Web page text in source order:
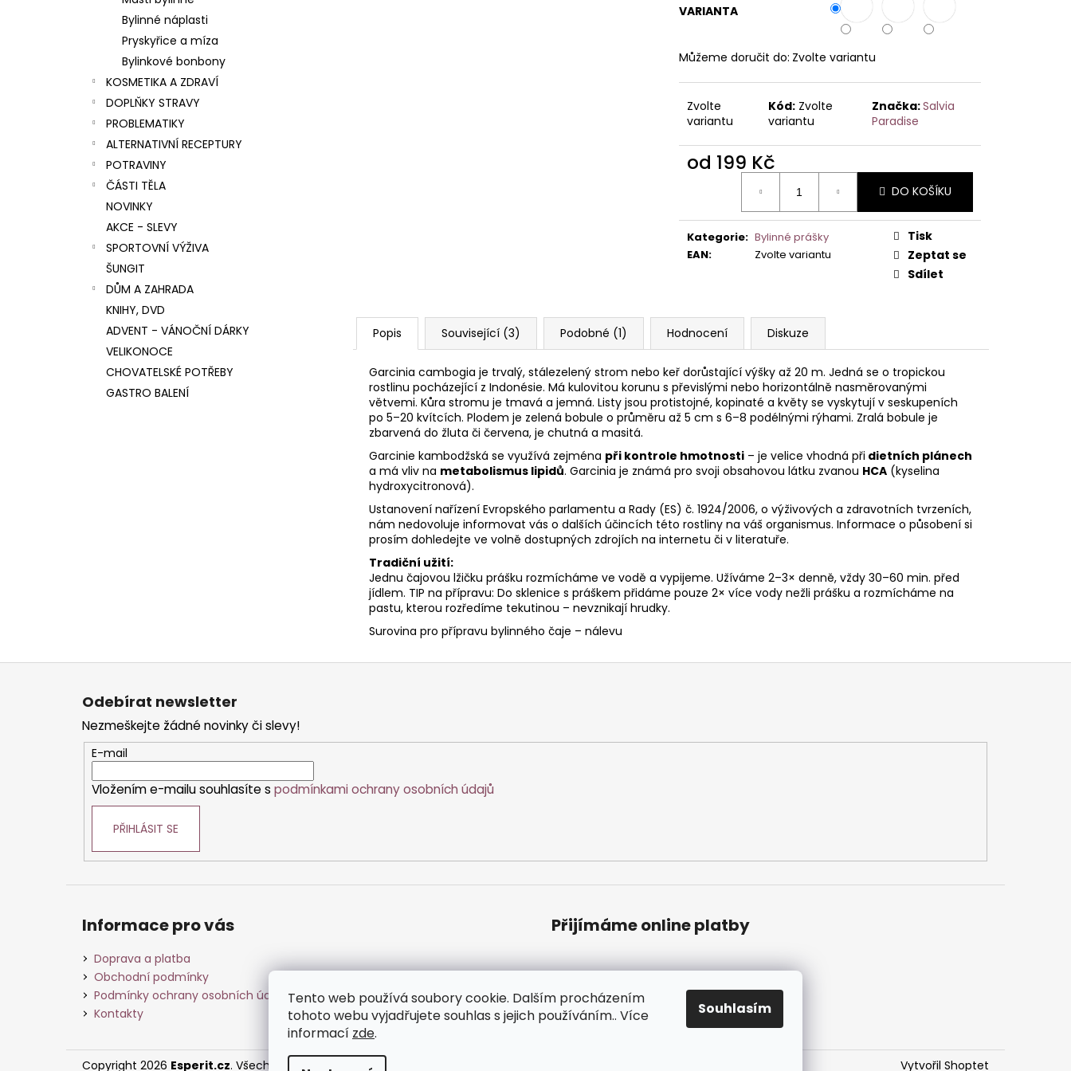
Tento web používá soubory cookie. Dalším procházením
tohoto webu vyjadřujete souhlas s jejich používáním.. Více
informací zde.
Souhlasím
Bylinné náplasti
Pryskyřice a míza
Bylinkové bonbony
KOSMETIKA A ZDRAVÍ
DOPLŇKY STRAVY
PROBLEMATIKY
ALTERNATIVNÍ RECEPTURY
POTRAVINY
ČÁSTI TĚLA
NOVINKY
AKCE - SLEVY
SPORTOVNÍ VÝŽIVA
ŠUNGIT
DŮM A ZAHRADA
KNIHY, DVD
ADVENT - VÁNOČNÍ DÁRKY
VELIKONOCE
CHOVATELSKÉ POTŘEBY
GASTRO BALENÍ
VARIANTA
Můžeme doručit do: Zvolte variantu
Zvolte
variantu
Kód: Zvolte
variantu
Značka:Salvia
Paradise
od 199 Kč
DO KOŠÍKU
Kategorie: Bylinné prášky
EAN: Zvolte variantu
Tisk
Zeptat se
Sdílet
Popis Související (3) Podobné (1) Hodnocení Diskuze
Garcinia cambogia je trvalý, stálezelený strom nebo keř dorůstající výšky až 20 m. Jedná se o tropickou
rostlinu pocházející z Indonésie. Má kulovitou korunu s převislými nebo horizontálně nasměrovanými
větvemi. Kůra stromu je tmavá a jemná. Listy jsou protistojné, kopinaté a květy se vyskytují v seskupeních
po 5–20 kvítcích. Plodem je zelená bobule o průměru až 5 cm s 6–8 podélnými rýhami. Zralá bobule je
zbarvená do žluta či červena, je chutná a masitá.
Garcinie kambodžská se využívá zejména při kontrole hmotnosti – je velice vhodná při dietních plánech
a má vliv na metabolismus lipidů. Garcinia je známá pro svoji obsahovou látku zvanou HCA (kyselina
hydroxycitronová).
Ustanovení nařízení Evropského parlamentu a Rady (ES) č. 1924/2006, o výživových a zdravotních tvrzeních,
nám nedovoluje informovat vás o dalších účincích této rostliny na váš organismus. Informace o působení si
prosím dohledejte ve volně dostupných zdrojích na internetu či v literatuře.
Tradiční užití:
Jednu čajovou lžičku prášku rozmícháme ve vodě a vypijeme. Užíváme 2–3× denně, vždy 30–60 min. před
jídlem. TIP na přípravu: Do sklenice s práškem přidáme pouze 2× více vody nežli prášku a rozmícháme na
pastu, kterou rozředíme tekutinou – nevznikají hrudky.
Surovina pro přípravu bylinného čaje – nálevu
Z
Odebírat newsletter
Nezmeškejte žádné novinky či slevy!
E-mail
Vložením e-mailu souhlasíte s podmínkami ochrany osobních údajů
PŘIHLÁSIT SE
Informace pro vás
Doprava a platba
Obchodní podmínky
Podmínky ochrany osobních údajů
Kontakty
Přijímáme online platby
Vytvořil Shoptet
Copyright 2026 Esperit.cz. Všechna práva vyhrazena.